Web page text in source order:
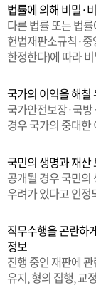
법률에 의해 비밀·
다른 법률 또는 법
헌법재판소규칙·
한정한다)에 따라
국가의 이익을 해칠
국가안전보장·국
경우 국가의 중대한
국민의 생명과 재산
공개될 경우 국민
우려가 있다고 인정
직무수행을 곤란하
정보
진행 중인 재판에
유지, 형의 집행, 교